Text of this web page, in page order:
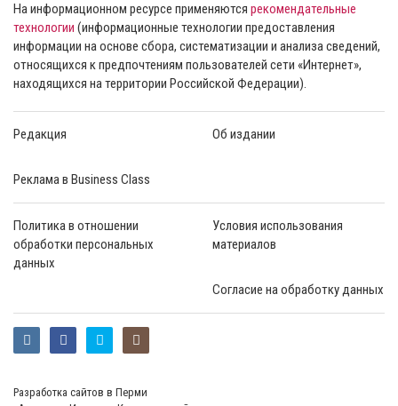
На информационном ресурсе применяются рекомендательные
технологии (информационные технологии предоставления
информации на основе сбора, систематизации и анализа сведений,
относящихся к предпочтениям пользователей сети «Интернет»,
находящихся на территории Российской Федерации).
Редакция Об издании
Реклама в Business Class
Политика в отношении
обработки персональных
данных
Условия использования
материалов
Согласие на обработку данных
Разработка сайтов в Перми